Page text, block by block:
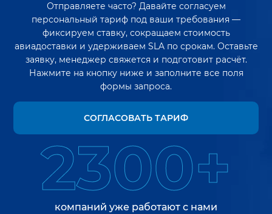
Отправляете часто? Давайте согласуем
персональный тариф под ваши требования —
фиксируем ставку, сокращаем стоимость
авиадоставки и удерживаем SLA по срокам. Оставьте
заявку, менеджер свяжется и подготовит расчёт.
Нажмите на кнопку ниже и заполните все поля
формы запроса.
СОГЛАСОВАТЬ ТАРИФ
2300+
компаний уже работают с нами